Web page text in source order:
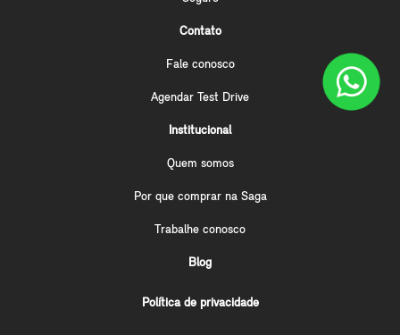
Contato
Fale conosco
Agendar Test Drive
Institucional
Quem somos
Por que comprar na Saga
Trabalhe conosco
Blog
Política de privacidade